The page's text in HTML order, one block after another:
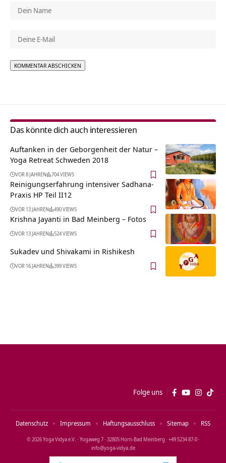
Das könnte dich auch interessieren
Auftanken in der Geborgenheit der Natur –
Yoga Retreat Schweden 2018
VOR 8 JAHREN 704 VIEWS
Reinigungserfahrung intensiver Sadhana-
Praxis HP Teil II12
VOR 13 JAHREN 490 VIEWS
Krishna Jayanti in Bad Meinberg – Fotos
VOR 13 JAHREN 524 VIEWS
Sukadev und Shivakami in Rishikesh
VOR 16 JAHREN 399 VIEWS
Folge uns
© 2026 Yoga Vidya e.V. · Yogaweg 7 · 32805 Horn‑Bad Meinberg · +49 5234 87‑0 ·
info@yoga‑vidya.de
Datenschutz Impressum Haftungsausschluss Sitemap RSS